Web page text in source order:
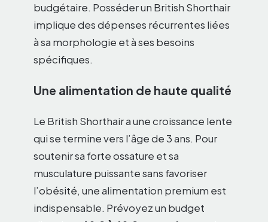
budgétaire. Posséder un British Shorthair
implique des dépenses récurrentes liées
à sa morphologie et à ses besoins
spécifiques.
Une alimentation de haute qualité
Le British Shorthair a une croissance lente
qui se termine vers l’âge de 3 ans. Pour
soutenir sa forte ossature et sa
musculature puissante sans favoriser
l’obésité, une alimentation premium est
indispensable. Prévoyez un budget